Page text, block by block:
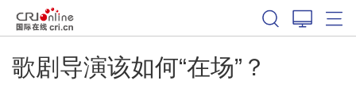
歌剧导演该如何“在场”？